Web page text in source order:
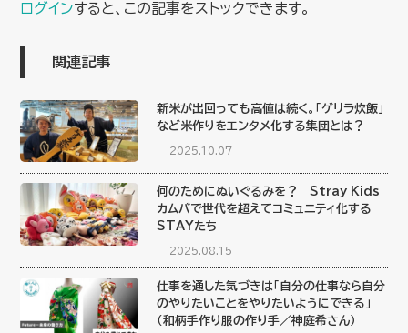
ログインすると、この記事をストックできます。
関連記事
新米が出回っても高値は続く。「ゲリラ炊飯」
など米作りをエンタメ化する集団とは？
2025.10.07
何のためにぬいぐるみを？ Stray Kids
カムバで世代を超えてコミュニティ化する
STAYたち
2025.08.15
仕事を通した気づきは「自分の仕事なら自分
のやりたいことをやりたいようにできる」
（和柄手作り服の作り手／神庭希さん）